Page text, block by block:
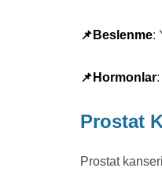
📌Beslenme:
📌Hormonlar
Prostat
Prostat